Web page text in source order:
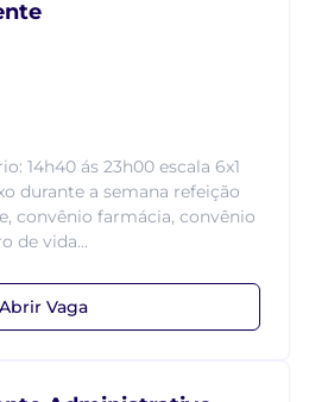
14h40 ás 23h00 escala 6x1
durante a semana refeição
convênio farmácia, convênio
de vida...
Abrir Vaga